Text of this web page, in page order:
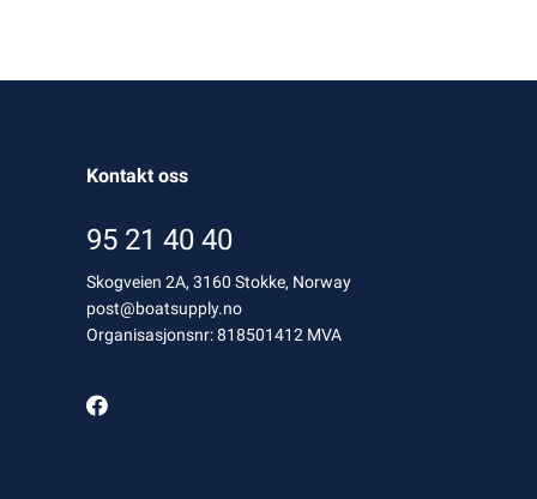
Kontakt oss
95 21 40 40
Skogveien 2A, 3160 Stokke, Norway
post@boatsupply.no
Organisasjonsnr: 818501412 MVA